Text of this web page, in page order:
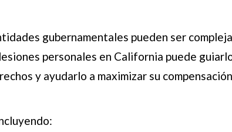
gubernamentales pueden ser
personales en California puede
y ayudarlo a maximizar su